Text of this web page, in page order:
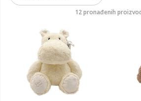
12 pronađenih